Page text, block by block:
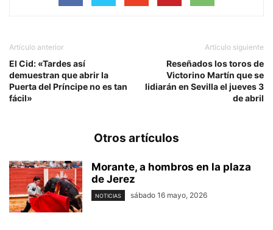
Artículo anterior
El Cid: «Tardes así
demuestran que abrir la
Puerta del Príncipe no es tan
fácil»
Artículo siguiente
Reseñados los toros de
Victorino Martín que se
lidiarán en Sevilla el jueves 3
de abril
Otros artículos
Morante, a hombros en la plaza
de Jerez
NOTICIAS sábado 16 mayo, 2026